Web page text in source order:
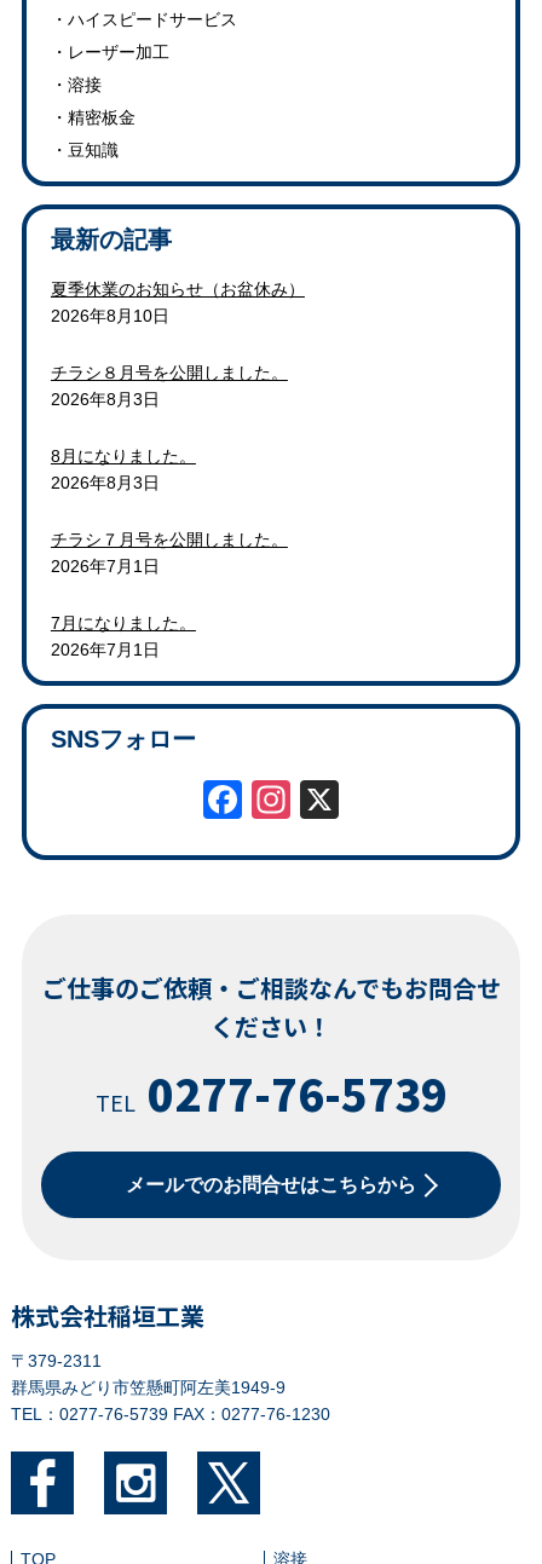
ハイスピードサービス
レーザー加工
溶接
精密板金
豆知識
最新の記事
夏季休業のお知らせ（お盆休み）
2026年8月10日
チラシ８月号を公開しました。
2026年8月3日
8月になりました。
2026年8月3日
チラシ７月号を公開しました。
2026年7月1日
7月になりました。
2026年7月1日
SNSフォロー
Facebook
Instagram
ご仕事のご依頼・ご相談なんでもお問合せ
ください！
TEL 0277-76-5739
メールでのお問合せはこちらから
株式会社稲垣工業
〒379-2311
群馬県みどり市笠懸町阿左美1949-9
TEL：0277-76-5739FAX：0277-76-1230
TOP 溶接